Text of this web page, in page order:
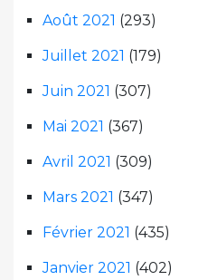
Août 2021 (293)
Juillet 2021 (179)
Juin 2021 (307)
Mai 2021 (367)
Avril 2021 (309)
Mars 2021 (347)
Février 2021 (435)
Janvier 2021 (402)